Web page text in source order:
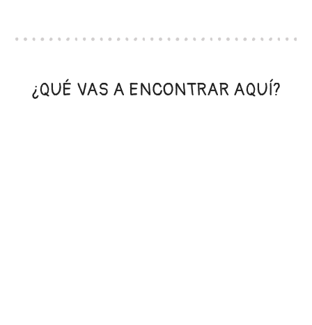
¿QUÉ VAS A ENCONTRAR AQUÍ?